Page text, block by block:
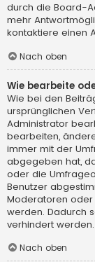
durch die Board-
mehr
kontaktiere einen
Nach oben
Wie bearbeite
Wie bei den
ursprünglichen
Administrator
bearbeiten,
immer mit der
abgegeben hat,
oder die
Benutzer
Moderatoren
werden. Dadurch
verhindert werden.
Nach oben